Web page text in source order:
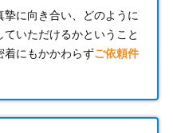
に向き合い、どのように
いただけるかということ
着にもかかわらずご依頼件